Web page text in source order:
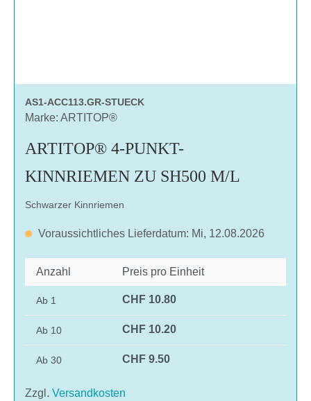
AS1-ACC113.GR-STUECK
Marke: ARTITOP®
ARTITOP® 4-PUNKT-
KINNRIEMEN ZU SH500 M/L
Schwarzer Kinnriemen
Voraussichtliches Lieferdatum: Mi, 12.08.2026
Anzahl Preis pro Einheit
Ab 1 CHF 10.80
Ab 10 CHF 10.20
Ab 30 CHF 9.50
Zzgl. Versandkosten